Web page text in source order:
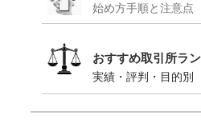
始め方手順と注意点
おすすめ取引所ラ
実績・評判・目的別